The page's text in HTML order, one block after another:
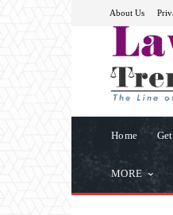
About Us
Home
MORE